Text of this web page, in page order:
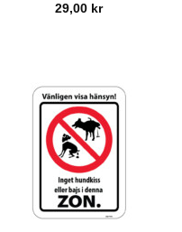
29,00 kr